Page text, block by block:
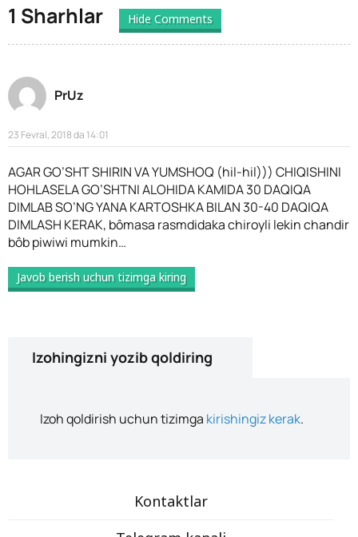
1 Sharhlar Hide Comments
PrUz
23 Fevral, 2018 da 14:01
AGAR GO’SHT SHIRIN VA YUMSHOQ (hil-hil))) CHIQISHINI
HOHLASELA GO’SHTNI ALOHIDA KAMIDA 30 DAQIQA
DIMLAB SO’NG YANA KARTOSHKA BILAN 30-40 DAQIQA
DIMLASH KERAK, bômasa rasmdidaka chiroyli lekin chandir
bôb piwiwi mumkin…
Javob berish uchun tizimga kiring
Izohingizni yozib qoldiring
Izoh qoldirish uchun tizimga kirishingiz kerak.
Kontaktlar